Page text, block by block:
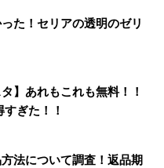
た！セリアの透明のゼリ
】あれもこれも無料！！
ぎた！！
法について調査！返品期